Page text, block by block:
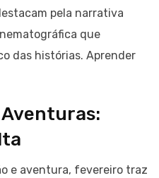
pela narrativa
que
das histórias. Aprender
Aventuras:
e aventura, fevereiro traz